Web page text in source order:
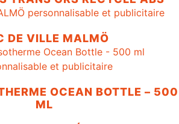
DE VILLE MALMÖ
OCEAN BOTTLE – 500
ML